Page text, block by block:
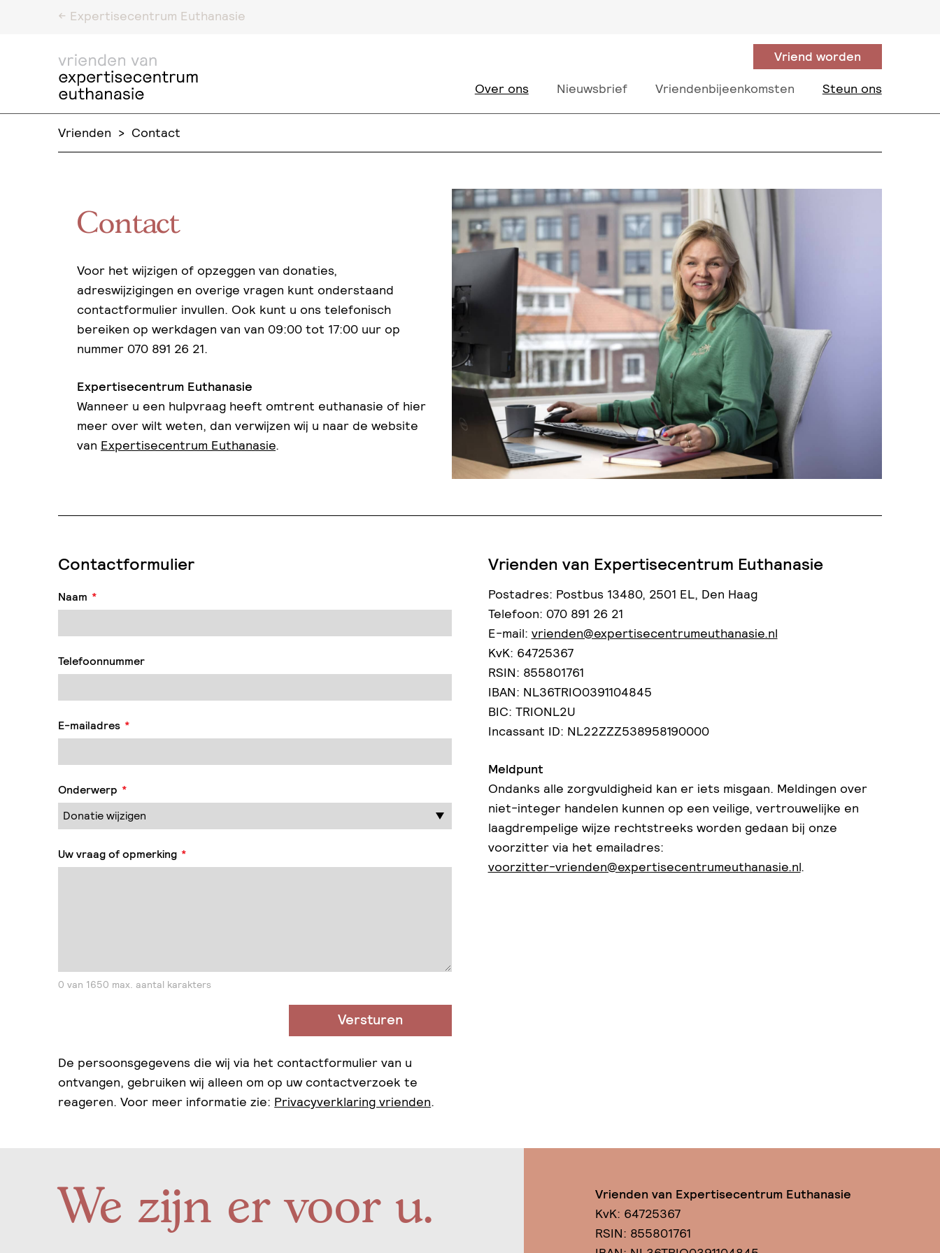
<- Expertisecentrum Euthanasie
Vriend worden
Over ons
Nieuwsbrief Vriendenbijeenkomsten Steun ons
Vrienden > Contact
Contact
Voor het wijzigen of opzeggen van donaties,
adreswijzigingen en overige vragen kunt onderstaand
contactformulier invullen. Ook kunt u ons telefonisch
bereiken op werkdagen van van 09:00 tot 17:00 uur op
nummer 070 891 26 21.
Expertisecentrum Euthanasie
Wanneer u een hulpvraag heeft omtrent euthanasie of hier
meer over wilt weten, dan verwijzen wij u naar de website
van Expertisecentrum Euthanasie.
Contactformulier
Naam *
Telefoonnummer
E-mailadres *
Onderwerp *
Uw vraag of opmerking *
0 van 1650 max. aantal karakters
Versturen
De persoonsgegevens die wij via het contactformulier van u
ontvangen, gebruiken wij alleen om op uw contactverzoek te
reageren. Voor meer informatie zie: Privacyverklaring vrienden.
Vrienden van Expertisecentrum Euthanasie
Postadres: Postbus 13480, 2501 EL, Den Haag
Telefoon: 070 891 26 21
E-mail: vrienden@expertisecentrumeuthanasie.nl
KvK: 64725367
RSIN: 855801761
IBAN: NL36TRIO0391104845
BIC: TRIONL2U
Incassant ID: NL22ZZZ538958190000
Meldpunt
Ondanks alle zorgvuldigheid kan er iets misgaan. Meldingen over
niet-integer handelen kunnen op een veilige, vertrouwelijke en
laagdrempelige wijze rechtstreeks worden gedaan bij onze
voorzitter via het emailadres:
voorzitter-vrienden@expertisecentrumeuthanasie.nl.
We zijn er voor u.
Vrienden van Expertisecentrum Euthanasie
KvK: 64725367
RSIN: 855801761